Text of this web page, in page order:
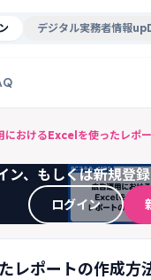
デジタル実務者情報
におけるExcelを使ったレポ
ン、もしくは新規登
ログイン
レポートの作成方